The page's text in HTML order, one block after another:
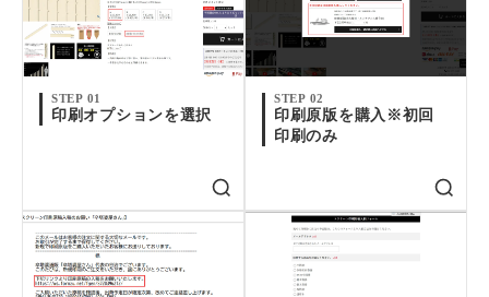
STEP 01
印刷オプションを選択
STEP 02
印刷原版を購入※初回
印刷のみ